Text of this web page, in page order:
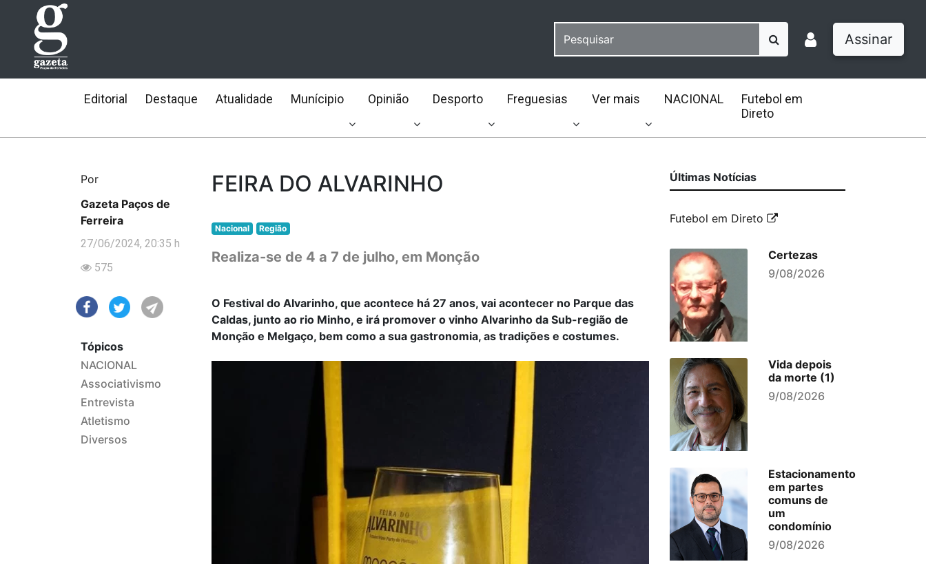
Assinar
Editorial Destaque Atualidade Munícipio Opinião Desporto Freguesias Ver mais NACIONAL
Futebol em
Direto
Por
Gazeta Paços de
Ferreira
27/06/2024, 20:35 h
575
Tópicos
NACIONAL
Associativismo
Entrevista
Atletismo
Diversos
FEIRA DO ALVARINHO
Nacional Região
Realiza-se de 4 a 7 de julho, em Monção
O Festival do Alvarinho, que acontece há 27 anos, vai acontecer no Parque das
Caldas, junto ao rio Minho, e irá promover o vinho Alvarinho da Sub-região de
Monção e Melgaço, bem como a sua gastronomia, as tradições e costumes.
Últimas Notícias
Futebol em Direto
Certezas
9/08/2026
Vida depois
da morte (1)
9/08/2026
Estacionamento
em partes
comuns de
um
condomínio
9/08/2026